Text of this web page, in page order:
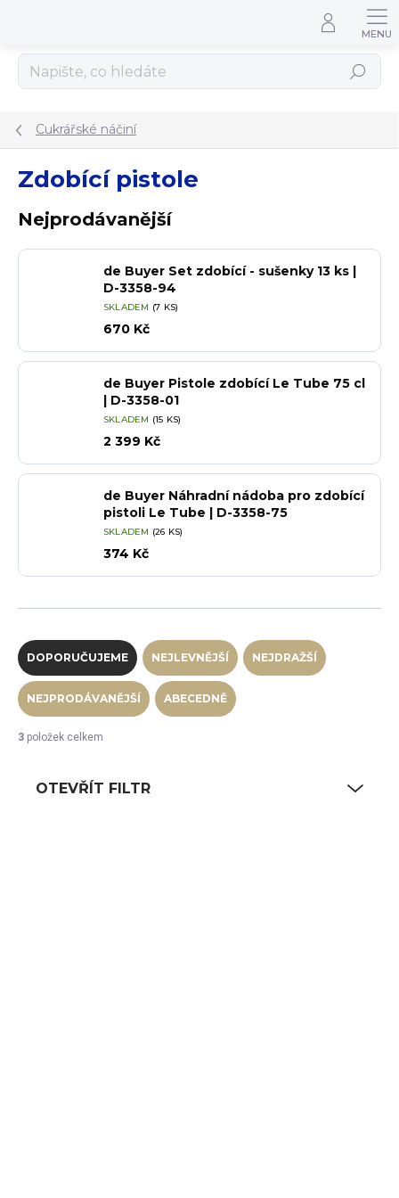
Hledat
Cukrářské náčiní
Zdobící pistole
Nejprodávanější
de Buyer Set zdobící - sušenky 13 ks |
D-3358-94
SKLADEM (7 KS)
670 Kč
de Buyer Pistole zdobící Le Tube 75 cl
| D-3358-01
SKLADEM (15 KS)
2 399 Kč
de Buyer Náhradní nádoba pro zdobící
pistoli Le Tube | D-3358-75
SKLADEM (26 KS)
374 Kč
Řazení produktů
DOPORUČUJEME NEJLEVNĚJŠÍ NEJDRAŽŠÍ
NEJPRODÁVANĚJŠÍ ABECEDNĚ
3 položek celkem
OTEVŘÍT FILTR